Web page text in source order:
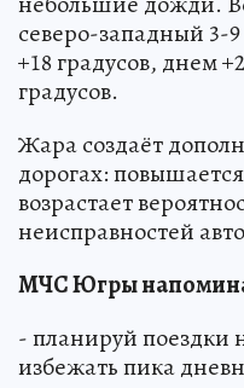
северо-западный 3-
+18 градусов, днем
градусов.
Жара создаёт
дорогах:
возрастает
неисправностей
МЧС Югры
- планируй поездки
избежать пика